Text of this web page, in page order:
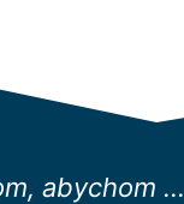
abychom ...